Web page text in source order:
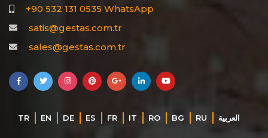
+90 532 131 0535 WhatsApp
satis@gestas.com.tr
sales@gestas.com.tr
TR EN DE ES FR IT RO BG RU ‏العربية‏